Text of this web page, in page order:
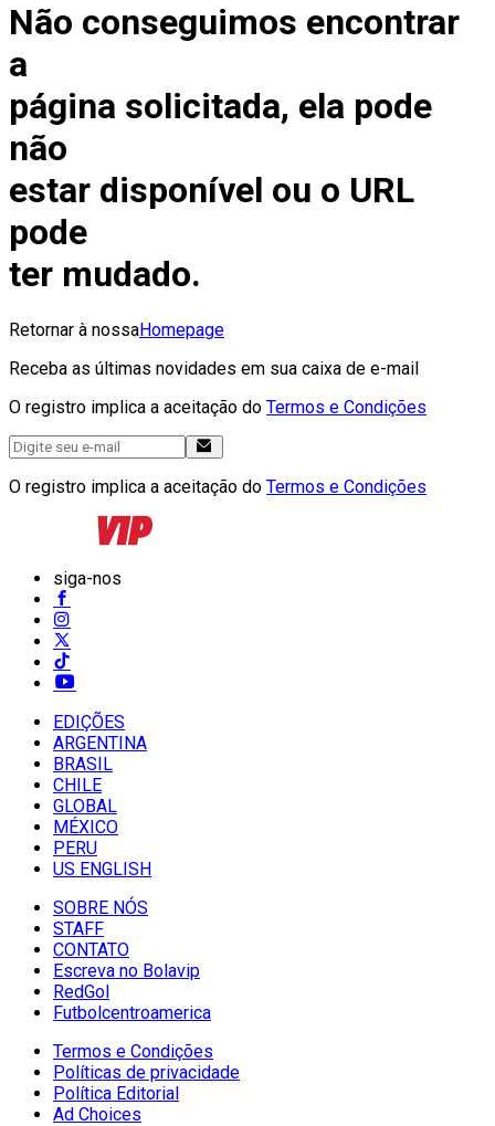
Não conseguimos encontrar
a
página solicitada, ela pode
não
estar disponível ou o URL
pode
ter mudado.
Retornar à nossaHomepage
Receba as últimas novidades em sua caixa de e-mail
O registro implica a aceitação do Termos e Condições
O registro implica a aceitação do Termos e Condições
siga-nos
EDIÇÕES
ARGENTINA
BRASIL
CHILE
GLOBAL
MÉXICO
PERU
US ENGLISH
SOBRE NÓS
STAFF
CONTATO
Escreva no Bolavip
RedGol
Futbolcentroamerica
Termos e Condições
Políticas de privacidade
Política Editorial
Ad Choices